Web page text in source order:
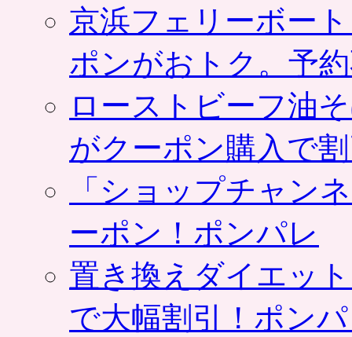
京浜フェリーボー
ポンがおトク。予
ローストビーフ油
がクーポン購入で
「ショップチャン
ーポン！ポンパレ
置き換えダイエッ
で大幅割引！ポン